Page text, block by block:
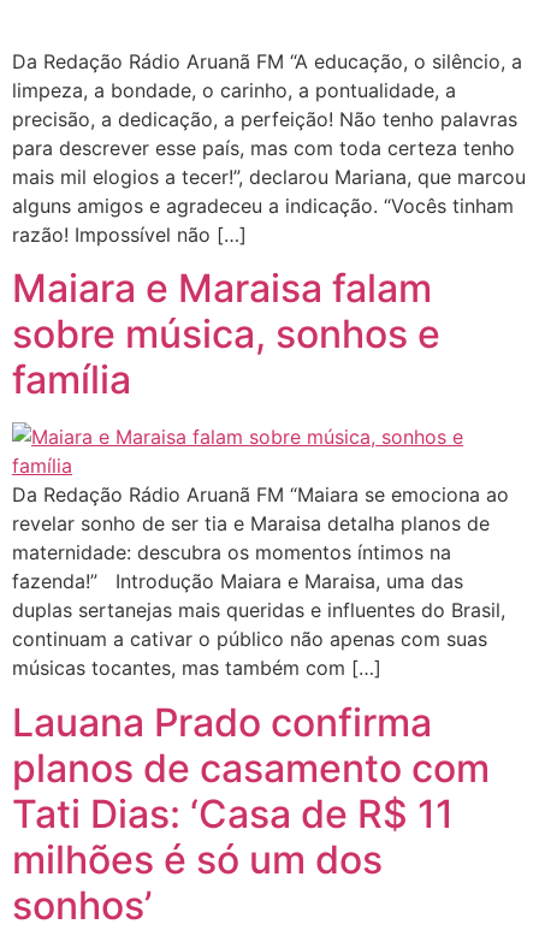
Da Redação Rádio Aruanã FM “A educação, o silêncio, a
limpeza, a bondade, o carinho, a pontualidade, a
precisão, a dedicação, a perfeição! Não tenho palavras
para descrever esse país, mas com toda certeza tenho
mais mil elogios a tecer!”, declarou Mariana, que marcou
alguns amigos e agradeceu a indicação. “Vocês tinham
razão! Impossível não […]
Maiara e Maraisa falam
sobre música, sonhos e
família
Da Redação Rádio Aruanã FM “Maiara se emociona ao
revelar sonho de ser tia e Maraisa detalha planos de
maternidade: descubra os momentos íntimos na
fazenda!” Introdução Maiara e Maraisa, uma das
duplas sertanejas mais queridas e influentes do Brasil,
continuam a cativar o público não apenas com suas
músicas tocantes, mas também com […]
Lauana Prado confirma
planos de casamento com
Tati Dias: ‘Casa de R$ 11
milhões é só um dos
sonhos’